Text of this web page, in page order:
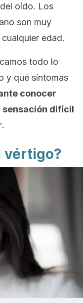
oído. Los
son muy
edad.
todo lo
y qué síntomas
conocer
sensación difícil
.
vértigo?